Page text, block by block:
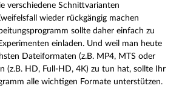
verschiedene Schnittvarianten
wieder rückgängig machen
sollte daher einfach zu
einladen. Und weil man heute
Dateiformaten (z.B. MP4, MTS oder
(z.B. HD, Full-HD, 4K) zu tun hat, sollte Ihr
alle wichtigen Formate unterstützen.